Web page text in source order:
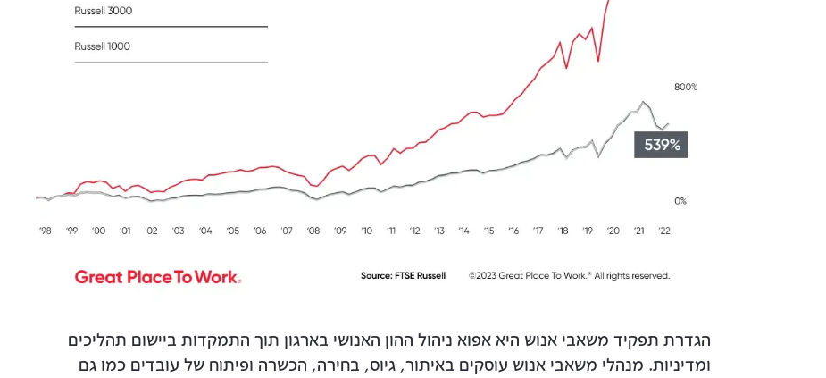
הגדרת תפקיד משאבי אנוש היא אפוא ניהול ההון האנושי בארגון תוך התמקדות ביישום תהליכים
ומדיניות. מנהלי משאבי אנוש עוסקים באיתור, גיוס, בחירה, הכשרה ופיתוח של עובדים כמו גם